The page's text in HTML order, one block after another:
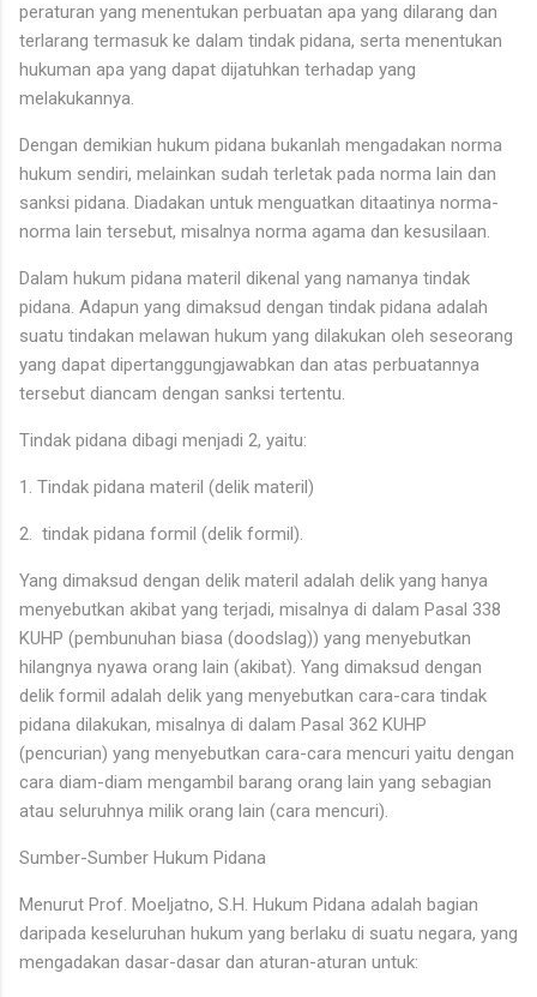
peraturan yang menentukan perbuatan apa yang dilarang dan
terlarang termasuk ke dalam tindak pidana, serta menentukan
hukuman apa yang dapat dijatuhkan terhadap yang
melakukannya.
Dengan demikian hukum pidana bukanlah mengadakan norma
hukum sendiri, melainkan sudah terletak pada norma lain dan
sanksi pidana. Diadakan untuk menguatkan ditaatinya norma-
norma lain tersebut, misalnya norma agama dan kesusilaan.
Dalam hukum pidana materil dikenal yang namanya tindak
pidana. Adapun yang dimaksud dengan tindak pidana adalah
suatu tindakan melawan hukum yang dilakukan oleh seseorang
yang dapat dipertanggungjawabkan dan atas perbuatannya
tersebut diancam dengan sanksi tertentu.
Tindak pidana dibagi menjadi 2, yaitu:
1. Tindak pidana materil (delik materil)
2. tindak pidana formil (delik formil).
Yang dimaksud dengan delik materil adalah delik yang hanya
menyebutkan akibat yang terjadi, misalnya di dalam Pasal 338
KUHP (pembunuhan biasa (doodslag)) yang menyebutkan
hilangnya nyawa orang lain (akibat). Yang dimaksud dengan
delik formil adalah delik yang menyebutkan cara-cara tindak
pidana dilakukan, misalnya di dalam Pasal 362 KUHP
(pencurian) yang menyebutkan cara-cara mencuri yaitu dengan
cara diam-diam mengambil barang orang lain yang sebagian
atau seluruhnya milik orang lain (cara mencuri).
Sumber-Sumber Hukum Pidana
Menurut Prof. Moeljatno, S.H. Hukum Pidana adalah bagian
daripada keseluruhan hukum yang berlaku di suatu negara, yang
mengadakan dasar-dasar dan aturan-aturan untuk: